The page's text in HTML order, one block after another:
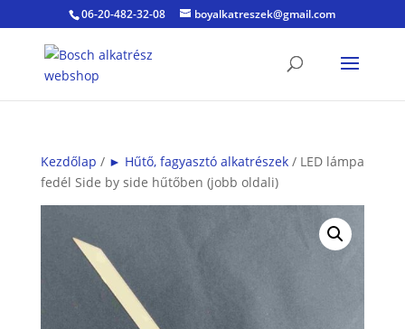
06-20-482-32-08 boyalkatreszek@gmail.com
Kezdőlap / ► Hűtő, fagyasztó alkatrészek/ LED lámpa
fedél Side by side hűtőben (jobb oldali)